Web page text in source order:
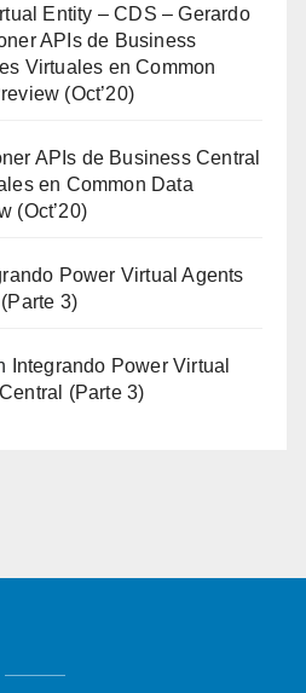
Entity – CDS – Gerardo
APIs de Business
Virtuales en Common
(Oct’20)
APIs de Business Central
en Common Data
(Oct’20)
Power Virtual Agents
3)
Integrando Power Virtual
(Parte 3)